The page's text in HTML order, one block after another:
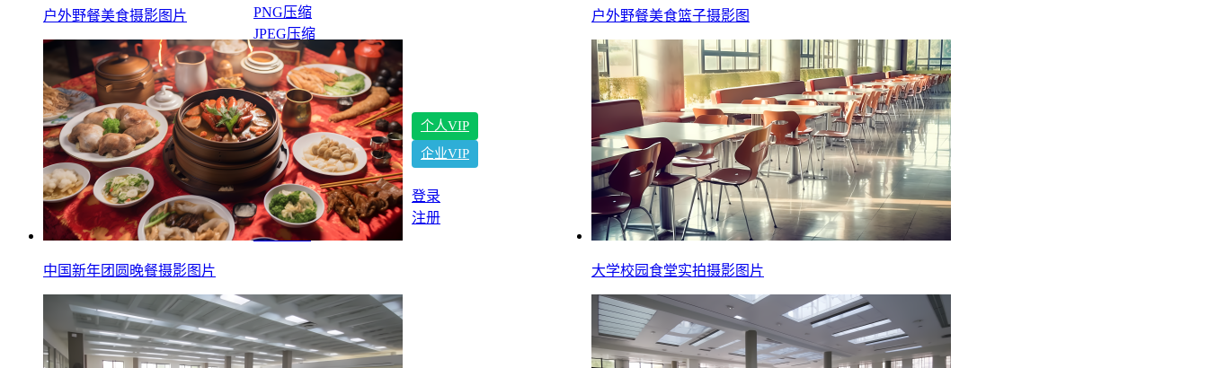
PNG压缩
JPEG压缩
WEBP压缩
JP2压缩
视频转GIF
图片合成GIF
新手教程
帮助中心
免费领会员
工具测评
个人VIP
企业VIP
登录
注册
户外野餐美食摄影图片 户外野餐美食篮子摄影图
中国新年团圆晚餐摄影图片 大学校园食堂实拍摄影图片